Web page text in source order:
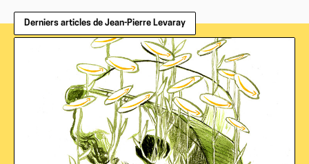
Derniers articles de Jean-Pierre Levaray